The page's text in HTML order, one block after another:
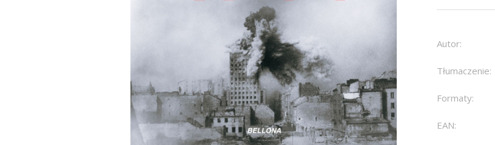
Autor:
Tłumaczenie:
Formaty:
EAN: